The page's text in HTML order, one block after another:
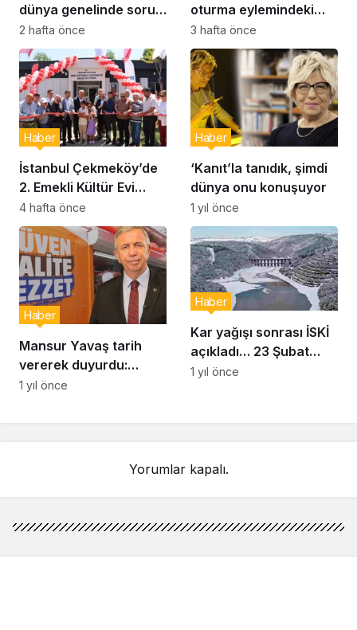
dünya genelinde sorun:
Milyonlarca kullanıcı
etkilendi
2 hafta önce
oturma eylemindeki
şehit aileleri ve
gazilere ziyaret
3 hafta önce
İstanbul Çekmeköy’de
2. Emekli Kültür Evi
Hizmet Vermeye
Başladı
Haber
4 hafta önce
‘Kanıt’la tanıdık, şimdi
dünya onu konuşuyor
Haber
1 yıl önce
Mansur Yavaş tarih
vererek duyurdu:
Uygun fiyatlı et satışı
Haber
1 yıl önce
Kar yağışı sonrası İSKİ
açıkladı… 23 Şubat
İstanbul baraj doluluk
Haber
1 yıl önce
Yorumlar kapalı.